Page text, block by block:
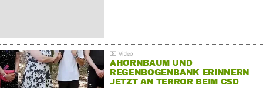
AHORNBAUM UND
REGENBOGENBANK ERINNERN
JETZT AN TERROR BEIM CSD